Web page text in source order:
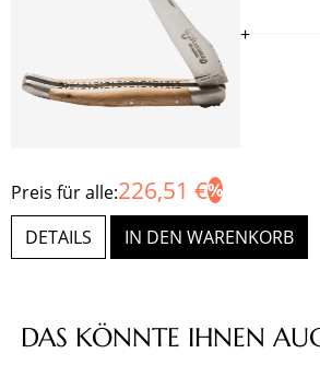
+
Preis für alle:226,51 €
DETAILS IN DEN WARENKORB
Produktgalerie überspringen
DAS KÖNNTE IHNEN